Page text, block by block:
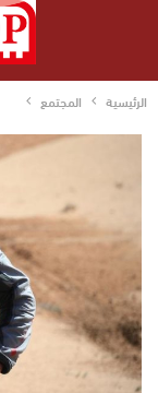
الرئيسية المجتمع